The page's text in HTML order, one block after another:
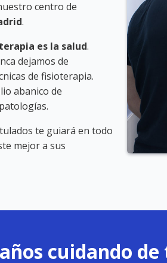
centro de
.
es la salud.
dejamos de
de fisioterapia.
abanico de
te guiará en todo
mejor a sus
cuidando de